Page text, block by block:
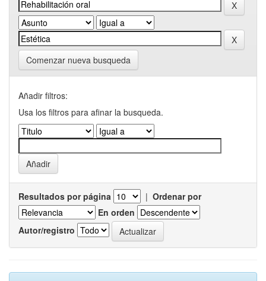
Comenzar nueva busqueda
Añadir filtros:
Usa los filtros para afinar la busqueda.
Resultados por página | Ordenar por
En orden
Autor/registro